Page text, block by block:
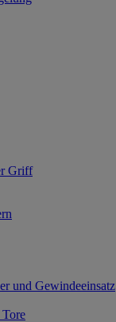
Griff
und Gewindeeinsatz